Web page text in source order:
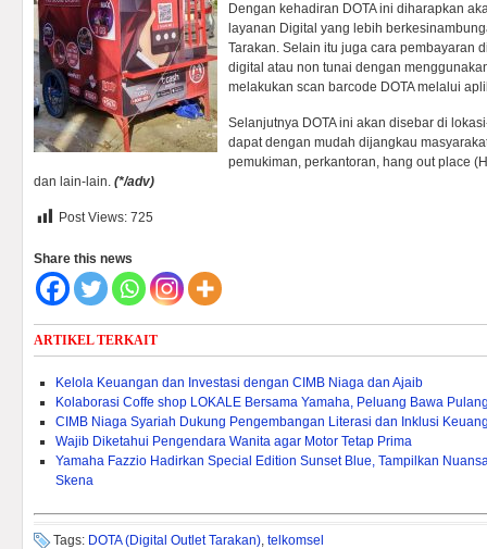
Dengan kehadiran DOTA ini diharapkan
layanan Digital yang lebih
Tarakan. Selain itu juga cara pembayaran
digital atau non tunai dengan
melakukan scan barcode DOTA melalui
Selanjutnya DOTA ini akan disebar di
dapat dengan mudah dijangkau
pemukiman, perkantoran, hang out place
dan lain-lain. (*/adv)
Post Views: 725
Share this news
ARTIKEL TERKAIT
Kelola Keuangan dan Investasi dengan CIMB Niaga dan Ajaib
Kolaborasi Coffe shop LOKALE Bersama Yamaha, Peluang Bawa
CIMB Niaga Syariah Dukung Pengembangan Literasi dan Inklusi
Wajib Diketahui Pengendara Wanita agar Motor Tetap Prima
Yamaha Fazzio Hadirkan Special Edition Sunset Blue, Tampilkan
Skena
Tags: DOTA (Digital Outlet Tarakan), telkomsel